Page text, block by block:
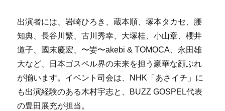
出演者には、岩崎ひろき、蔵本順、塚本タカセ、腰
知典、長谷川繁、古川秀幸、大塚桂、小山章、櫻井
道子、國末慶宏、〜妛〜akebi & TOMOCA、永田雄
大など、日本ゴスペル界の未来を担う豪華な顔ぶれ
が揃います。イベント司会は、NHK「あさイチ」に
も出演経験のある木村宇志と、BUZZ GOSPEL代表
の豊田展充が担当。